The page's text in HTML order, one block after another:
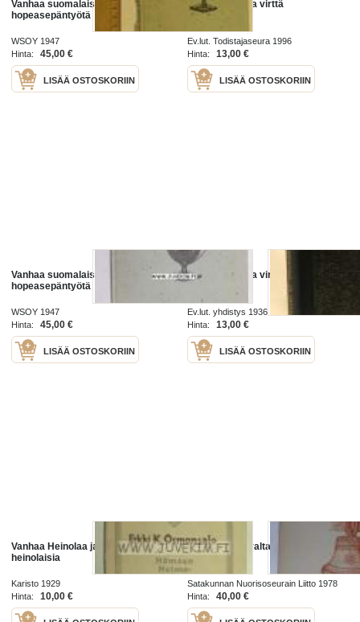
Vanhaa suomalaista
hopeasepäntyötä
WSOY 1947
Hinta:
45,00 €
LISÄÄ OSTOSKORIIN
Vanhaa ja uutta virttä
Ev.lut. Todistajaseura 1996
Hinta:
13,00 €
LISÄÄ OSTOSKORIIN
Vanhaa suomalaista
hopeasepäntyötä
WSOY 1947
Hinta:
45,00 €
LISÄÄ OSTOSKORIIN
Vanhaa ja uutta virttä
Ev.lut. yhdistys 1936
Hinta:
13,00 €
LISÄÄ OSTOSKORIIN
Vanhaa Heinolaa ja entisiä
heinolaisia
Karisto 1929
Hinta:
10,00 €
Vanhaa Harjavaltaa
Satakunnan Nuorisoseurain Liitto 1978
Hinta:
40,00 €